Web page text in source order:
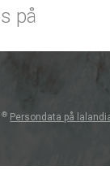
på
® Persondata på